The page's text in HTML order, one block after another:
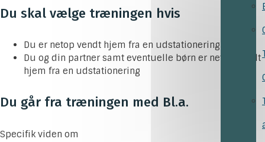
Du skal vælge træningen hvis
Du er netop vendt hjem fra en udstationering
Du og din partner samt eventuelle børn er netop vendt
hjem fra en udstationering
Du går fra træningen med Bl.a.
Specifik viden om